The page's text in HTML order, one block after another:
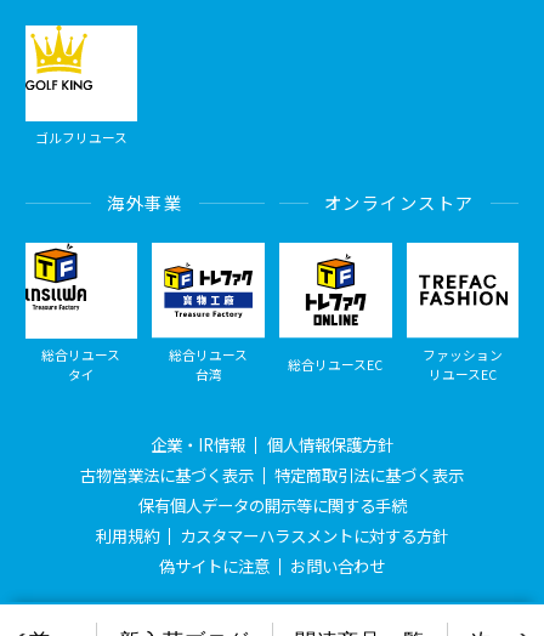
ゴルフリユース
海外事業
総合リユース
タイ
総合リユース
台湾
オンラインストア
総合リユースEC
ファッション
リユースEC
企業・IR情報
個人情報保護方針
古物営業法に基づく表示
特定商取引法に基づく表示
保有個人データの開示等に関する手続
利用規約
カスタマーハラスメントに対する方針
偽サイトに注意
お問い合わせ
© Treasure Factory, All Rights Reserved.